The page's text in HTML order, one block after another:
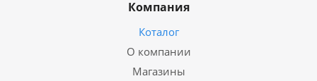
Компания
Коталог
О компании
Магазины